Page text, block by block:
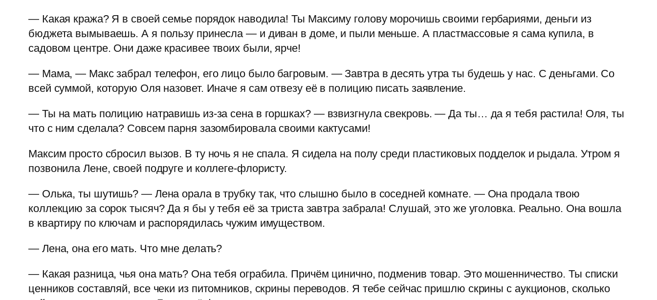
— Какая кража? Я в своей семье порядок наводила! Ты Максиму голову морочишь своими гербариями, деньги из
бюджета вымываешь. А я пользу принесла — и диван в доме, и пыли меньше. А пластмассовые я сама купила, в
садовом центре. Они даже красивее твоих были, ярче!
— Мама, — Макс забрал телефон, его лицо было багровым. — Завтра в десять утра ты будешь у нас. С деньгами. Со
всей суммой, которую Оля назовет. Иначе я сам отвезу её в полицию писать заявление.
— Ты на мать полицию натравишь из-за сена в горшках? — взвизгнула свекровь. — Да ты… да я тебя растила! Оля, ты
что с ним сделала? Совсем парня зазомбировала своими кактусами!
Максим просто сбросил вызов. В ту ночь я не спала. Я сидела на полу среди пластиковых подделок и рыдала. Утром я
позвонила Лене, своей подруге и коллеге-флористу.
— Олька, ты шутишь? — Лена орала в трубку так, что слышно было в соседней комнате. — Она продала твою
коллекцию за сорок тысяч? Да я бы у тебя её за триста завтра забрала! Слушай, это же уголовка. Реально. Она вошла
в квартиру по ключам и распорядилась чужим имуществом.
— Лена, она его мать. Что мне делать?
— Какая разница, чья она мать? Она тебя ограбила. Причём цинично, подменив товар. Это мошенничество. Ты списки
ценников составляй, все чеки из питомников, скрины переводов. Я тебе сейчас пришлю скрины с аукционов, сколько